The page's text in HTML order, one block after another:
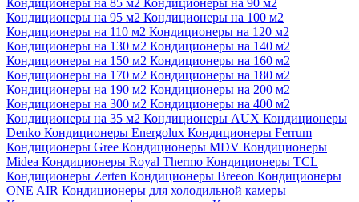
Кондиционеры на 85 м2 Кондиционеры на 90 м2
Кондиционеры на 95 м2 Кондиционеры на 100 м2
Кондиционеры на 110 м2 Кондиционеры на 120 м2
Кондиционеры на 130 м2 Кондиционеры на 140 м2
Кондиционеры на 150 м2 Кондиционеры на 160 м2
Кондиционеры на 170 м2 Кондиционеры на 180 м2
Кондиционеры на 190 м2 Кондиционеры на 200 м2
Кондиционеры на 300 м2 Кондиционеры на 400 м2
Кондиционеры на 35 м2 Кондиционеры AUX Кондиционеры
Denko Кондиционеры Energolux Кондиционеры Ferrum
Кондиционеры Gree Кондиционеры MDV Кондиционеры
Midea Кондиционеры Royal Thermo Кондиционеры TCL
Кондиционеры Zerten Кондиционеры Breeon Кондиционеры
ONE AIR Кондиционеры для холодильной камеры